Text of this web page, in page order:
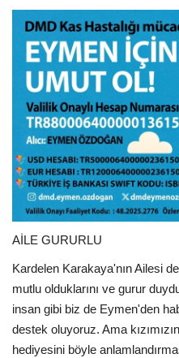
AİLE GURURLU
Kardelen Karakaya'nın Ailesi de
mutlu olduklarını ve gurur
insan gibi biz de Eymen'den
destek oluyoruz. Ama
hediyesini böyle